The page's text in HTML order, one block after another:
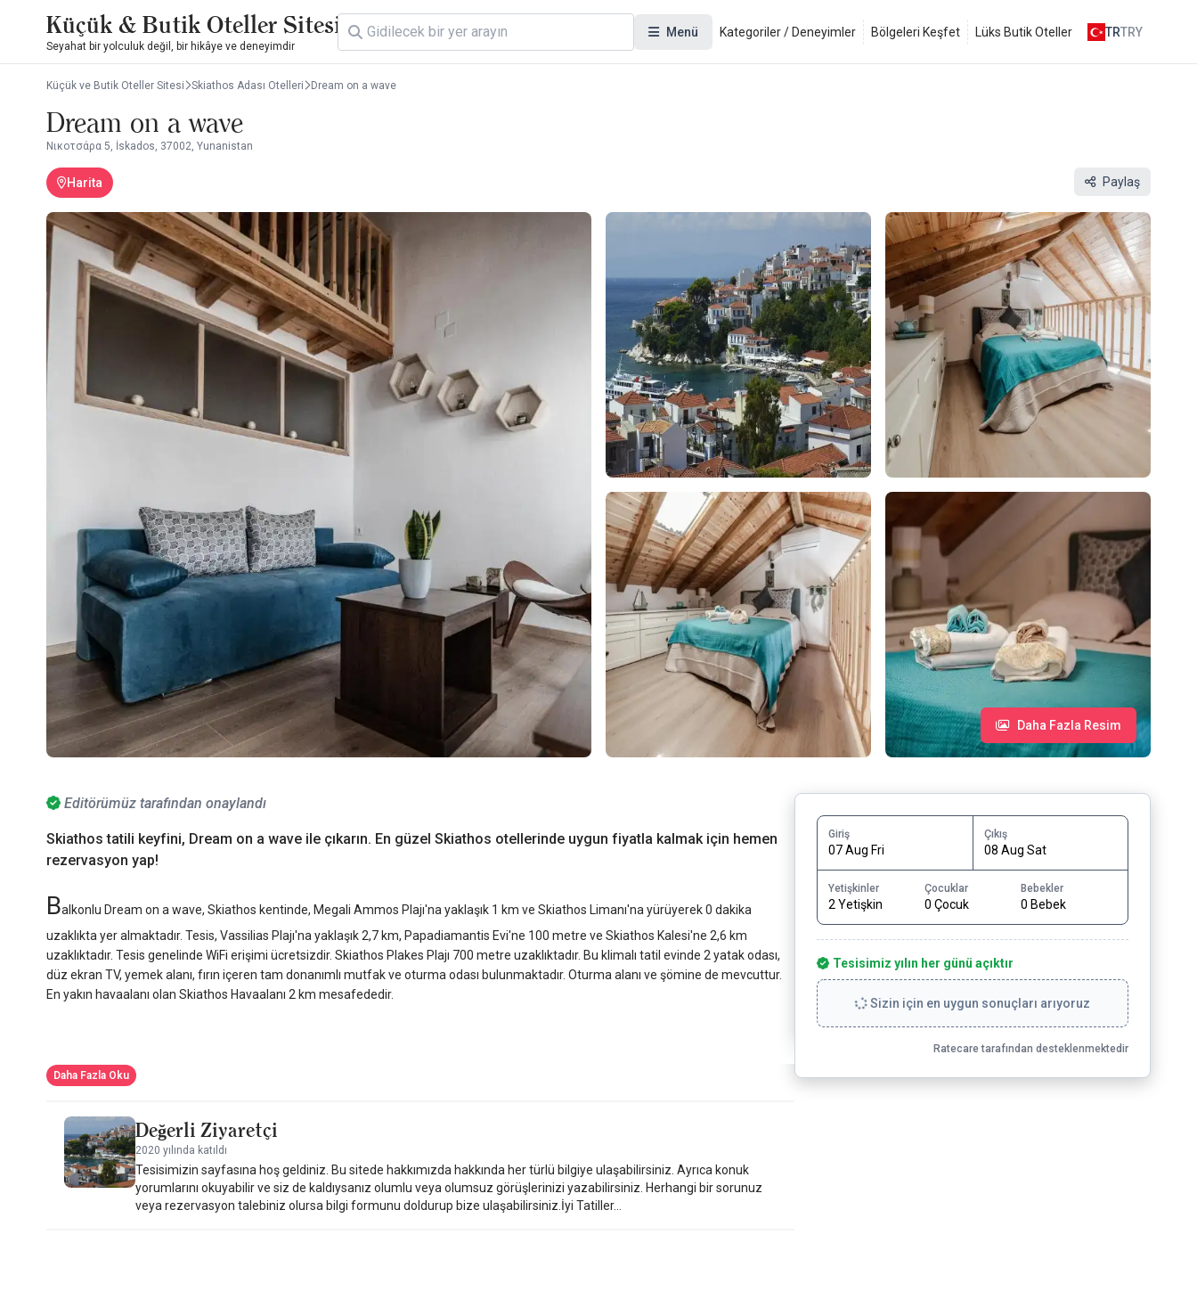
Küçük & Butik Oteller Sitesi
Seyahat bir yolculuk değil, bir hikâye ve deneyimdir
Menü Kategoriler / Deneyimler Bölgeleri Keşfet Lüks Butik Oteller TRTRY
Küçük ve Butik Oteller Sitesi Skiathos Adası Otelleri Dream on a wave
Dream on a wave
Νικοτσάρα 5, İskados, 37002, Yunanistan
Harita Paylaş
Daha Fazla Resim
Editörümüz tarafından onaylandı
Skiathos tatili keyfini, Dream on a wave ile çıkarın. En güzel Skiathos otellerinde uygun fiyatla kalmak için hemen
rezervasyon yap!
Balkonlu Dream on a wave, Skiathos kentinde, Megali Ammos Plajı'na yaklaşık 1 km ve Skiathos Limanı'na yürüyerek 0 dakika
uzaklıkta yer almaktadır. Tesis, Vassilias Plajı'na yaklaşık 2,7 km, Papadiamantis Evi'ne 100 metre ve Skiathos Kalesi'ne 2,6 km
uzaklıktadır. Tesis genelinde WiFi erişimi ücretsizdir. Skiathos Plakes Plajı 700 metre uzaklıktadır. Bu klimalı tatil evinde 2 yatak odası,
düz ekran TV, yemek alanı, fırın içeren tam donanımlı mutfak ve oturma odası bulunmaktadır. Oturma alanı ve şömine de mevcuttur.
En yakın havaalanı olan Skiathos Havaalanı 2 km mesafededir.
Daha Fazla Oku
Değerli Ziyaretçi
2020 yılında katıldı
Tesisimizin sayfasına hoş geldiniz. Bu sitede hakkımızda hakkında her türlü bilgiye ulaşabilirsiniz. Ayrıca konuk
yorumlarını okuyabilir ve siz de kaldıysanız olumlu veya olumsuz görüşlerinizi yazabilirsiniz. Herhangi bir sorunuz
veya rezervasyon talebiniz olursa bilgi formunu doldurup bize ulaşabilirsiniz.İyi Tatiller...
Giriş
07 Aug Fri
Çıkış
08 Aug Sat
Yetişkinler
2 Yetişkin
Çocuklar
0 Çocuk
Bebekler
0 Bebek
Tesisimiz yılın her günü açıktır
Sizin için en uygun sonuçları arıyoruz
Ratecare tarafından desteklenmektedir